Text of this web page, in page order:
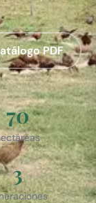
PDF
70
3